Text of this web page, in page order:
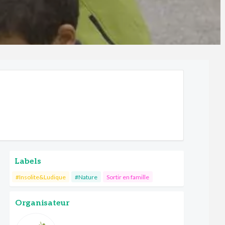
Labels
#Insolite&Ludique #Nature Sortir en famille
Organisateur